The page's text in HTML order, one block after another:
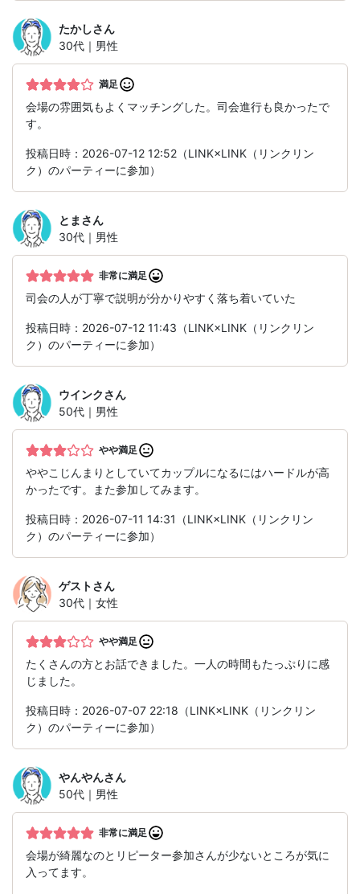
たかしさん
30代｜男性
満足
会場の雰囲気もよくマッチングした。司会進行も良かったで
す。
投稿日時：2026-07-12 12:52（LINK×LINK（リンクリン
ク）のパーティーに参加）
とま さん
30代｜男性
非常に満足
司会の人が丁寧で説明が分かりやすく落ち着いていた
投稿日時：2026-07-12 11:43（LINK×LINK（リンクリン
ク）のパーティーに参加）
ウインクさん
50代｜男性
やや満足
ややこじんまりとしていてカップルになるにはハードルが高
かったです。また参加してみます。
投稿日時：2026-07-11 14:31（LINK×LINK（リンクリン
ク）のパーティーに参加）
ゲストさん
30代｜女性
やや満足
たくさんの方とお話できました。一人の時間もたっぷりに感
じました。
投稿日時：2026-07-07 22:18（LINK×LINK（リンクリン
ク）のパーティーに参加）
やんやんさん
50代｜男性
非常に満足
会場が綺麗なのとリピーター参加さんが少ないところが気に
入ってます。